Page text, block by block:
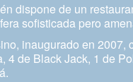
dispone de un
sofisticada pero
inaugurado en 2007,
4 de Black Jack, 1 de